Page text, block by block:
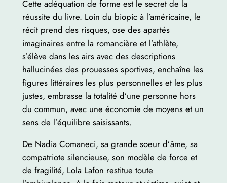
Cette adéquation de forme est le secret de la
réussite du livre. Loin du biopic à l’américaine, le
récit prend des risques, ose des apartés
imaginaires entre la romancière et l’athlète,
s’élève dans les airs avec des descriptions
hallucinées des prouesses sportives, enchaîne les
figures littéraires les plus personnelles et les plus
justes, embrasse la totalité d’une personne hors
du commun, avec une économie de moyens et un
sens de l’équilibre saisissants.
De Nadia Comaneci, sa grande soeur d’âme, sa
compatriote silencieuse, son modèle de force et
de fragilité, Lola ­Lafon restitue toute